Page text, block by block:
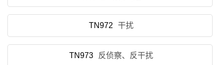
TN972 干扰
TN973 反侦察、反干扰